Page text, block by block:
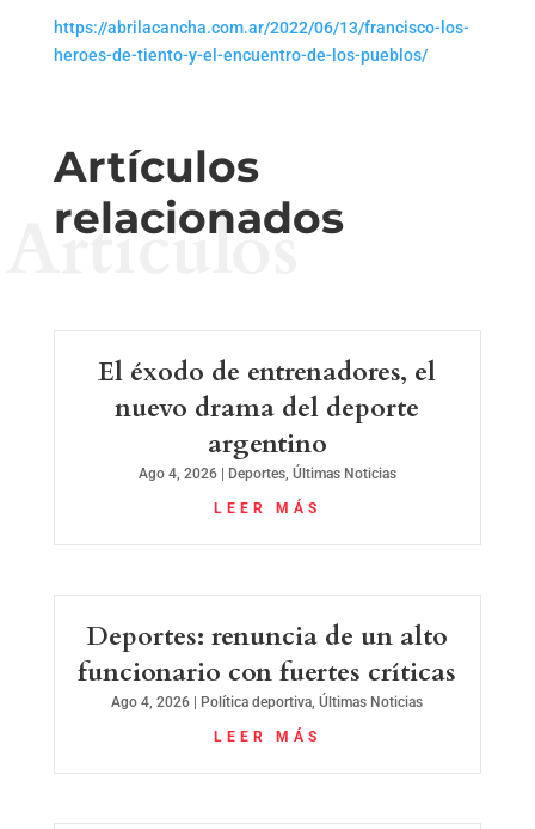
https://abrilacancha.com.ar/2022/06/13/francisco-los-
heroes-de-tiento-y-el-encuentro-de-los-pueblos/
Artículos
relacionados
Artículos
El éxodo de entrenadores, el
nuevo drama del deporte
argentino
Ago 4, 2026| Deportes, Últimas Noticias
LEER MÁS
Deportes: renuncia de un alto
funcionario con fuertes críticas
Ago 4, 2026 Política deportiva,Últimas Noticias
LEER MÁS